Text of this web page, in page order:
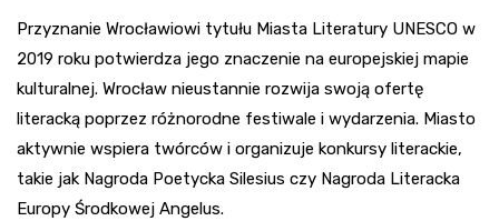
Przyznanie Wrocławiowi tytułu Miasta Literatury UNESCO w
2019 roku potwierdza jego znaczenie na europejskiej mapie
kulturalnej. Wrocław nieustannie rozwija swoją ofertę
literacką poprzez różnorodne festiwale i wydarzenia. Miasto
aktywnie wspiera twórców i organizuje konkursy literackie,
takie jak Nagroda Poetycka Silesius czy Nagroda Literacka
Europy Środkowej Angelus.